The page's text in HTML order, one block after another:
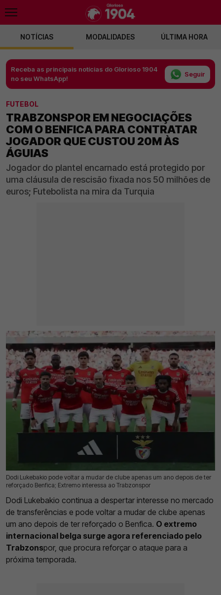
NOTÍCIAS MODALIDADES ÚLTIMA HORA
Receba as principais notícias do Glorioso 1904
no seu WhatsApp!
Seguir
FUTEBOL
TRABZONSPOR EM NEGOCIAÇÕES
COM O BENFICA PARA CONTRATAR
JOGADOR QUE CUSTOU 20M ÀS
ÁGUIAS
Jogador do plantel encarnado está protegido por
uma cláusula de rescisão fixada nos 50 milhões de
euros; Futebolista na mira da Turquia
Dodi Lukebakio pode voltar a mudar de clube apenas um ano depois de ter
reforçado Benfica; Extremo interessa ao Trabzonspor
26 Jun 2026 | 09:28 | 0
Dodi Lukebakio continua a despertar interesse no mercado
de transferências e pode voltar a mudar de clube apenas
um ano depois de ter reforçado o Benfica. O extremo
internacional belga surge agora referenciado pelo
Trabzonspor, que procura reforçar o ataque para a
próxima temporada.